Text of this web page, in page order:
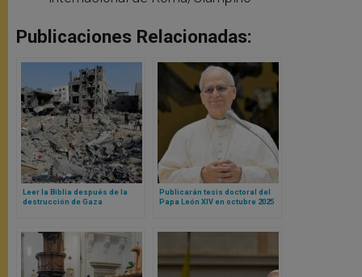
Publicaciones Relacionadas:
Leer la Biblia después de la
destrucción de Gaza
Publicarán tesis doctoral del
Papa León XIV en octubre 2025